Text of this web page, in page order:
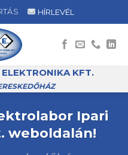
HÍRLEVÉL
KFT.
Ipari
weboldalán!